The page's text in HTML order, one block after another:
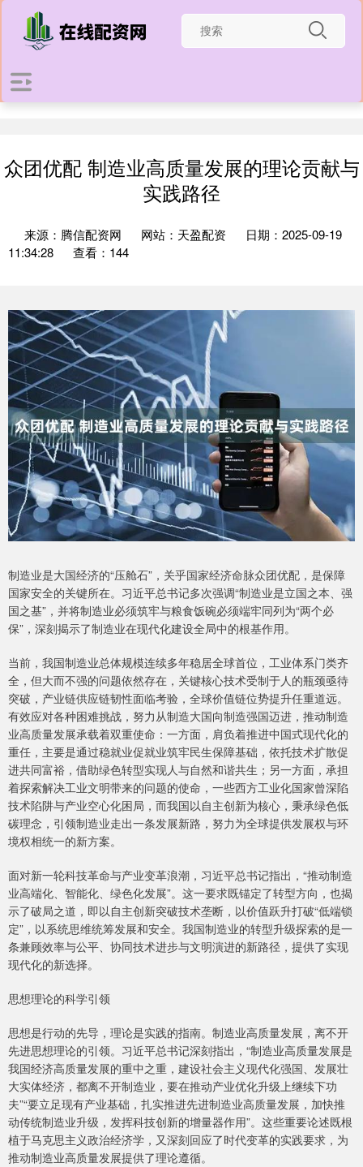
众团优配 制造业高质量发展的理论贡献与
实践路径
来源：腾信配资网 网站：天盈配资
日期：2025-09-19
11:34:28
查看：144
制造业是大国经济的“压舱石”，关乎国家经济命脉众团优配，是保障
国家安全的关键所在。习近平总书记多次强调“制造业是立国之本、强
国之基”，并将制造业必须筑牢与粮食饭碗必须端牢同列为“两个必
保”，深刻揭示了制造业在现代化建设全局中的根基作用。
当前，我国制造业总体规模连续多年稳居全球首位，工业体系门类齐
全，但大而不强的问题依然存在，关键核心技术受制于人的瓶颈亟待
突破，产业链供应链韧性面临考验，全球价值链位势提升任重道远。
有效应对各种困难挑战，努力从制造大国向制造强国迈进，推动制造
业高质量发展承载着双重使命：一方面，肩负着推进中国式现代化的
重任，主要是通过稳就业促就业筑牢民生保障基础，依托技术扩散促
进共同富裕，借助绿色转型实现人与自然和谐共生；另一方面，承担
着探索解决工业文明带来的问题的使命，一些西方工业化国家曾深陷
技术陷阱与产业空心化困局，而我国以自主创新为核心，秉承绿色低
碳理念，引领制造业走出一条发展新路，努力为全球提供发展权与环
境权相统一的新方案。
面对新一轮科技革命与产业变革浪潮，习近平总书记指出，“推动制造
业高端化、智能化、绿色化发展”。这一要求既锚定了转型方向，也揭
示了破局之道，即以自主创新突破技术垄断，以价值跃升打破“低端锁
定”，以系统思维统筹发展和安全。我国制造业的转型升级探索的是一
条兼顾效率与公平、协同技术进步与文明演进的新路径，提供了实现
现代化的新选择。
思想理论的科学引领
思想是行动的先导，理论是实践的指南。制造业高质量发展，离不开
先进思想理论的引领。习近平总书记深刻指出，“制造业高质量发展是
我国经济高质量发展的重中之重，建设社会主义现代化强国、发展壮
大实体经济，都离不开制造业，要在推动产业优化升级上继续下功
夫”“要立足现有产业基础，扎实推进先进制造业高质量发展，加快推
动传统制造业升级，发挥科技创新的增量器作用”。这些重要论述既根
植于马克思主义政治经济学，又深刻回应了时代变革的实践要求，为
推动制造业高质量发展提供了理论遵循。